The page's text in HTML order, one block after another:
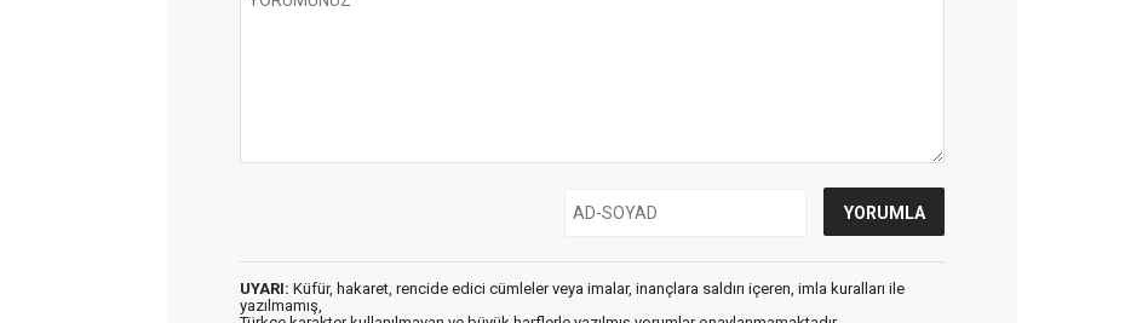
UYARI: Küfür, hakaret, rencide edici cümleler veya imalar, inançlara saldırı içeren, imla kuralları ile
yazılmamış,